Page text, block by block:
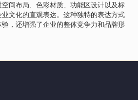
间布局、色彩材质、功能区设计以及标
文化的直观表达。这种独特的表达方式
，还增强了企业的整体竞争力和品牌形